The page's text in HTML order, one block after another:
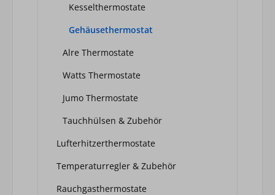
Kesselthermostate
Gehäusethermostat
Alre Thermostate
Watts Thermostate
Jumo Thermostate
Tauchhülsen & Zubehör
Lufterhitzerthermostate
Temperaturregler & Zubehör
Rauchgasthermostate